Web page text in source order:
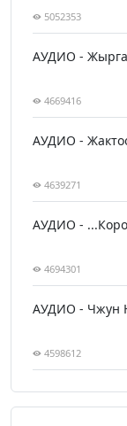
5052353
АУДИО -
4669416
АУДИО -
4639271
АУДИО -
4694301
АУДИО - Чжун
4598612